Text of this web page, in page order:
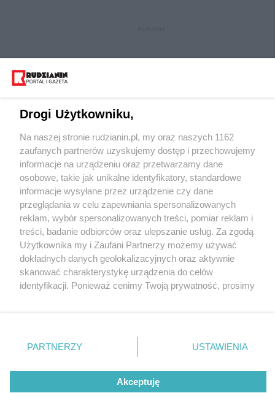
Wydawca mediów lokalnych
Nie zapomnij
zapoznać się z:
polityką prywatności regulamin korzystania z portali
Twojemiasto
Piekary Śląskie
Chorzów
Tarnowskie Góry
Gliwice
Skontakuj sięz nami
Kontakt
Wydawca
Redakcja
Drogi Użytkowniku,
Na naszej stronie rudzianin.pl, my oraz naszych 1162
zaufanych partnerów uzyskujemy dostęp i przechowujemy
informacje na urządzeniu oraz przetwarzamy dane
osobowe, takie jak unikalne identyfikatory, standardowe
informacje wysyłane przez urządzenie czy dane
przeglądania w celu zapewniania spersonalizowanych
reklam, wybór spersonalizowanych treści, pomiar reklam i
treści, badanie odbiorców oraz ulepszanie usług. Za zgodą
Użytkownika my i Zaufani Partnerzy możemy używać
dokładnych danych geolokalizacyjnych oraz aktywnie
skanować charakterystykę urządzenia do celów
identyfikacji. Ponieważ cenimy Twoją prywatność, prosimy
prywatności znajdujący się w lewym dolnym rogu strony
. Niektóre rodzaje przetwarzania danych nie wymagają
zgody użytkownika, ale masz prawo sprzeciwić się
takiemu przetwarzaniu. Preferencje będą miały
PARTNERZY USTAWIENIA
Akceptuję